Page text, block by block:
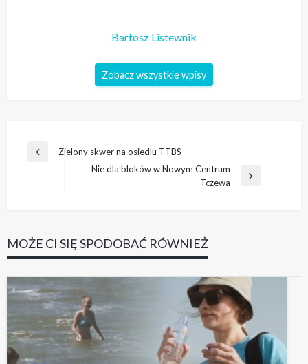
Bartosz Listewnik
Zobacz wszystkie wpisy
Nawigacja
Poprzedni
Zielony skwer na osiedlu TTBS
Nie dla bloków w Nowym Centrum
Tczewa
MOŻE CI SIĘ SPODOBAĆ RÓWNIEŻ